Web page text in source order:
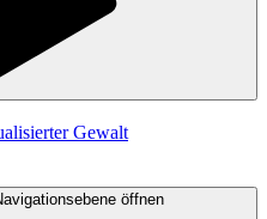
Gewalt
öffnen